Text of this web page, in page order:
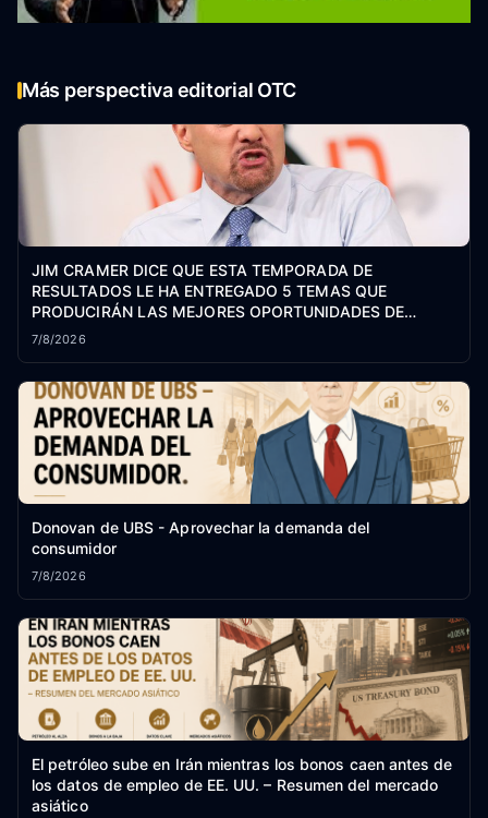
Más perspectiva editorial OTC
JIM CRAMER DICE QUE ESTA TEMPORADA DE
RESULTADOS LE HA ENTREGADO 5 TEMAS QUE
PRODUCIRÁN LAS MEJORES OPORTUNIDADES DE
COMPRA DEL MERCADO PARA LO QUE QUEDA DE 2026
7/8/2026
Donovan de UBS - Aprovechar la demanda del
consumidor
7/8/2026
El petróleo sube en Irán mientras los bonos caen antes de
los datos de empleo de EE. UU. – Resumen del mercado
asiático